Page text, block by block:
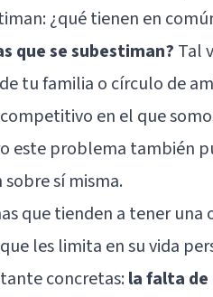
¿qué tienen en
que se subestiman? Tal
tu familia o círculo de
en el que
este problema también
sí misma.
que tienden a tener
les limita en su vida
concretas:la falta de